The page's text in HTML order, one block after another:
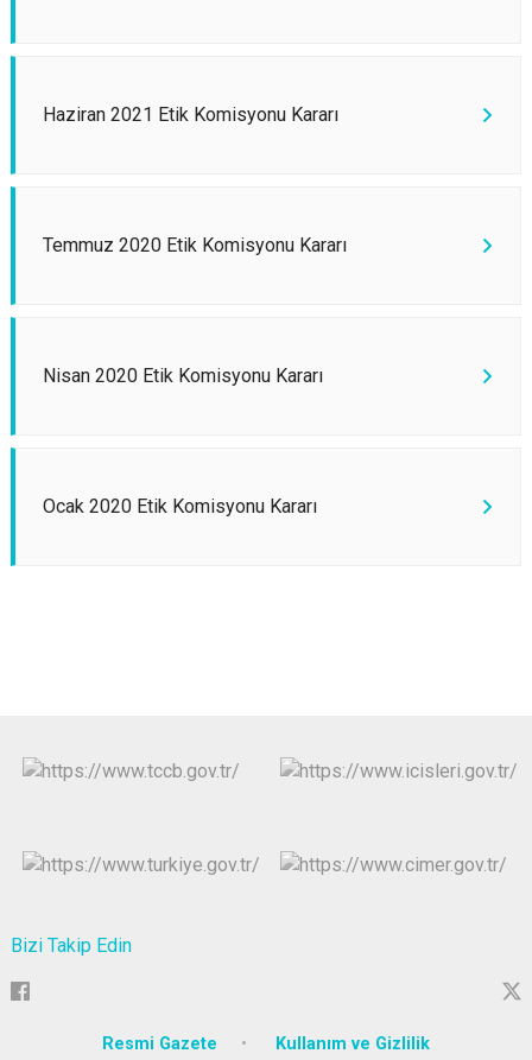
Haziran 2021 Etik Komisyonu Kararı
Temmuz 2020 Etik Komisyonu Kararı
Nisan 2020 Etik Komisyonu Kararı
Ocak 2020 Etik Komisyonu Kararı
Bizi Takip Edin
Resmi Gazete Kullanım ve Gizlilik